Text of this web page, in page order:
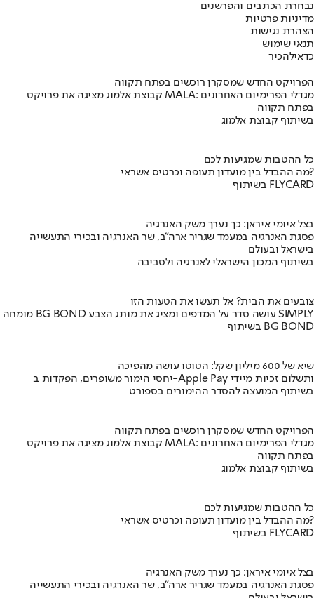
נבחרת הכתבים והפרשנים
מדיניות פרטיות
הצהרת נגישות
תנאי שימוש
כדאילהכיר
הפרויקט החדש שמסקרן רוכשים בפתח תקווה
קבוצת אלמוג מציגה את פרויקט MALA: מגדלי הפרימיום האחרונים
בפתח תקווה
בשיתוף קבוצת אלמוג
כל ההטבות שמגיעות לכם
מה ההבדל בין מועדון תעופה וכרטיס אשראי?
בשיתוף FLYCARD
בצל איומי איראן: כך נערך משק האנרגיה
פסגת האנרגיה במעמד שגריר ארה"ב, שר האנרגיה ובכירי התעשייה
בישראל ובעולם
בשיתוף המכון הישראלי לאנרגיה ולסביבה
צובעים את הבית? אל תעשו את הטעות הזו
מומחה BG BOND עושה סדר על המדפים ומציג את מותג הצבע SIMPLY
בשיתוף BG BOND
שיא של 600 מיליון שקל: הטוטו עושה מהפיכה
יחסי הימור משופרים, הפקדות ב-Apple Pay ותשלום זכיות מיידי
בשיתוף המועצה להסדר ההימורים בספורט
הפרויקט החדש שמסקרן רוכשים בפתח תקווה
קבוצת אלמוג מציגה את פרויקט MALA: מגדלי הפרימיום האחרונים
בפתח תקווה
בשיתוף קבוצת אלמוג
כל ההטבות שמגיעות לכם
מה ההבדל בין מועדון תעופה וכרטיס אשראי?
בשיתוף FLYCARD
בצל איומי איראן: כך נערך משק האנרגיה
פסגת האנרגיה במעמד שגריר ארה"ב, שר האנרגיה ובכירי התעשייה